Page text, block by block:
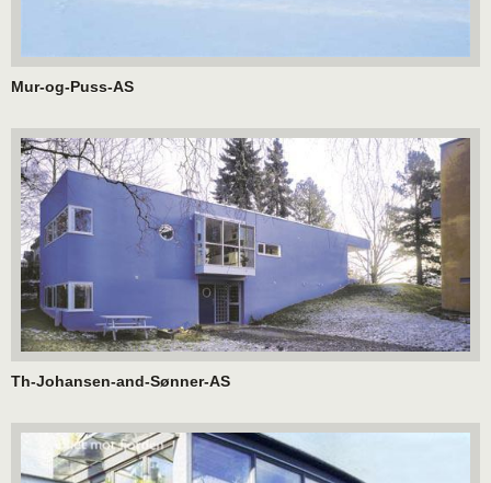
Mur-og-Puss-AS
Th-Johansen-and-Sønner-AS